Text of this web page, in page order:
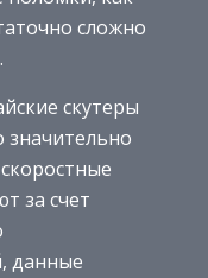
сложно
скутеры
значительно
за счет
данные